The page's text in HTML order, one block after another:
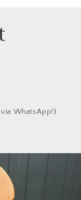
WhatsApp!)